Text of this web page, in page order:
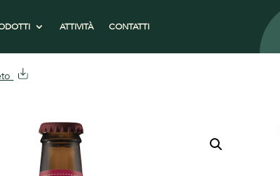
ATTIVITÀ CONTATTI